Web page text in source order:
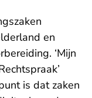
en
‘Mijn
is dat zaken